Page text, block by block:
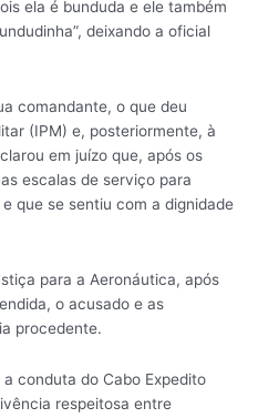
ela é bunduda e ele também
deixando a oficial
comandante, o que deu
(IPM) e, posteriormente, à
em juízo que, após os
escalas de serviço para
que se sentiu com a dignidade
para a Aeronáutica, após
o acusado e as
procedente.
conduta do Cabo Expedito
respeitosa entre